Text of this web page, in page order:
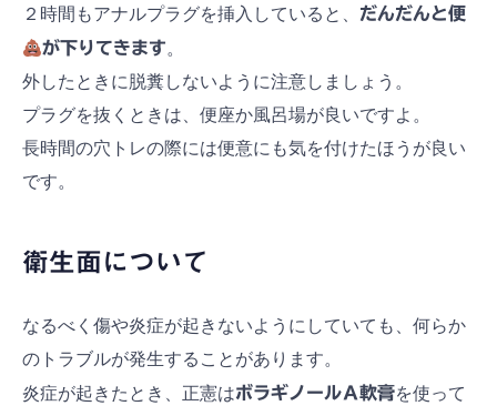
２時間もアナルプラグを挿入していると、 だんだんと便
が下りてきます。
外したときに脱糞しないように注意しましょう。
プラグを抜くときは、便座か風呂場が良いですよ。
長時間の穴トレの際には便意にも気を付けたほうが良い
です。
衛生面について
なるべく傷や炎症が起きないようにしていても、何らか
のトラブルが発生することがあります。
炎症が起きたとき、正憲はボラギノールＡ軟膏を使って